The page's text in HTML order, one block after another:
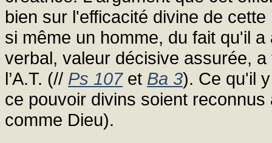
bien sur l'efficacité divine de
si même un homme, du fait qu'il
verbal, valeur décisive assurée,
l’A.T. (// Ps 107et Ba 3). Ce qu'il
ce pouvoir divins soient
comme Dieu).